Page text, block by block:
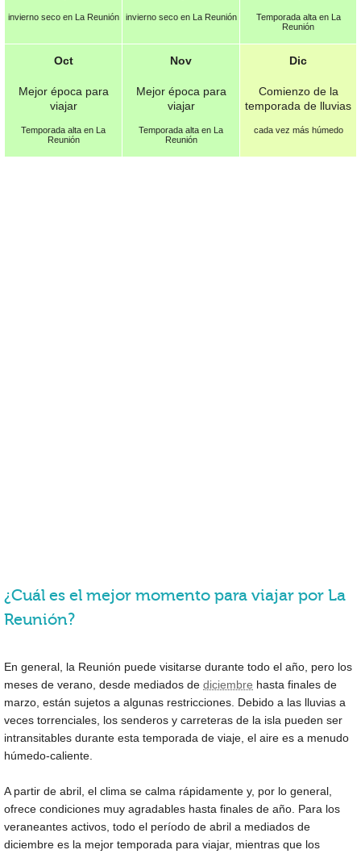
invierno seco en La Reunión invierno seco en La Reunión
Temporada alta en La
Reunión
Oct
Mejor época para
viajar
Temporada alta en La
Reunión
Nov
Mejor época para
viajar
Temporada alta en La
Reunión
Dic
Comienzo de la
temporada de lluvias
cada vez más húmedo
¿Cuál es el mejor momento para viajar por La
Reunión?
En general, la Reunión puede visitarse durante todo el año, pero los
meses de verano, desde mediados de diciembre hasta finales de
marzo, están sujetos a algunas restricciones. Debido a las lluvias a
veces torrenciales, los senderos y carreteras de la isla pueden ser
intransitables durante esta temporada de viaje, el aire es a menudo
húmedo-caliente.
A partir de abril, el clima se calma rápidamente y, por lo general,
ofrece condiciones muy agradables hasta finales de año. Para los
veraneantes activos, todo el período de abril a mediados de
diciembre es la mejor temporada para viajar, mientras que los